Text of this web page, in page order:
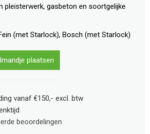
pleisterwerk, gasbeton en soortgelijke
(met Starlock), Bosch (met Starlock)
plaatsen
vanaf €150,- excl. btw
beoordelingen